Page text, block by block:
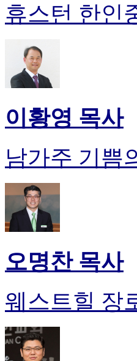
휴스턴 한인
이황영 목사
남가주 기쁨
오명찬 목사
웨스트힐 장